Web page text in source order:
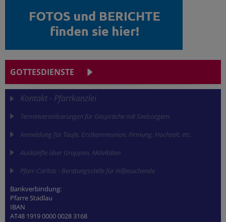
GOTTESDIENSTE
Kontakt - Pfarrkanzlei
Terminvereinbarungen für Gespräche mit Seelsorgern
Anmeldung für Taufe, Erstkommunion, Firmung, Hochzeit, etc.
Auskünfte über Gruppen, Aktivitäten
Pfarr-Caritas - Beratungsstelle für Hilfesuchende
Bankverbindung:
Pfarre Stadlau
IBAN
AT48 1919 0000 0028 3168